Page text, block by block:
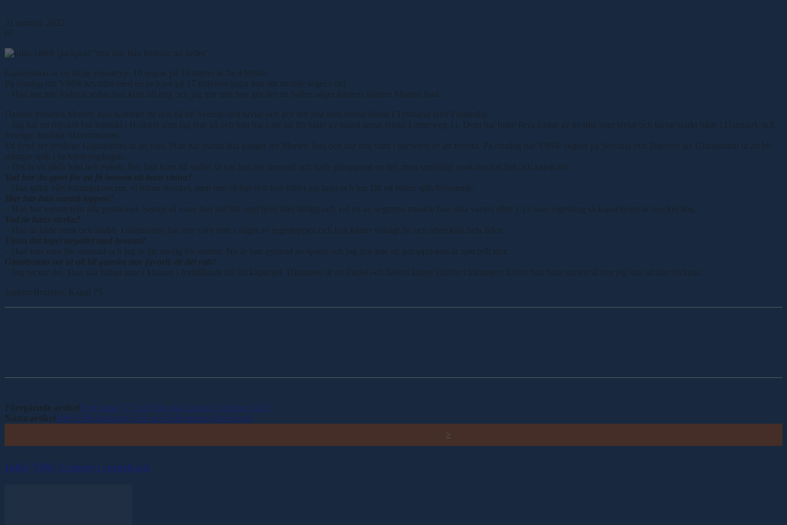
31 januari, 2022
67
Giantissimo är en riktig vinnartyp. 10 segrar på 15 starter är facit hittills.
På onsdag när V86® kryddas med en jackpot på 17 miljoner jagar han sin nionde seger i rad.
– Han har inte förlorat sedan han kom till mig och jag tror inte han gör det nu heller, säger hästens tränare Morten Juul.
Danske tränaren Morten Juul kommer då och då till Sverige och tävlar och gör det ofta med hästar födda i Tyskland eller Frankrike.
– Jag har en mycket bra kontakt i Holland som jag litar på och han har i sin tur fin hjälp av bland annat Hugo Langeweg J.r. Dom har hittat flera hästar av kvalité som tävlat och tävlar starkt både i Danmark och
Sverige, berättar Skivetränaren.
Ett fynd ser sexårige Giantissimo ut att vara. Han har startat åtta gånger för Morten Juul och har inte varit i närheten av att förlora. På onsdag när V86® avgörs på Solvalla och Jägersro ser Giantissimo ut att bli
mångas spik i jackpotomgången.
– Det är en jäkla häst helt enkelt. När han kom till stallet så var han lite stressad och hade galopperat en del, men samtidigt visat mycket fart och kapacitet.
Vad har du gjort för att få honom att bara vinna?
– Han gillar vårt träningskoncept, vi tränar mycket, men inte så fort och han håller sig lugn och har fått ett bättre självförtroende.
Hur har han vunnit loppen?
– Han har vunnit från alla positioner. Senast så vann han hur lätt som helst från tillägg och vid en av segrarna travade han sista varvet efter 1.12 som ingenting så kapaciteten är mycket hög.
Vad är hans styrka?
– Han är både stark och snabb. Giantissimo har inte varit trött i något av segerloppen och han känns väldigt fin och utvecklas hela tiden.
Finns det inget negativt med honom?
– Han kan vara lite stressad och jag är lite orolig för starten. Nu är han gynnad av spåret och jag tror inte att galopprisken är speciellt stor.
Giantissimo ser ut att bli ganska stor favorit, är det rätt?
– Jag tycker det. Han står billigt inne i klassen i förhållande till sin kapacitet. Distansen är en fördel och hästen känns jättefin i träningen. Löser han bara starten så tror jag inte att han förlorar.
Joakim Brundin, Kanal 75
Föregående artikelFem tippar V75 till Solvalla Lördag 5 februari 2022
Nästa artikelInför V86 (jackpot): Erik och Erik med en bra favorit
>
Inför V86: Cruiser i comeback